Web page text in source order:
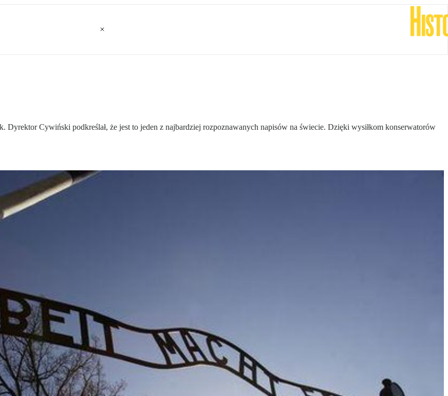
Dyrektor Cywiński podkreślał, że jest to jeden z najbardziej rozpoznawanych napisów na świecie. Dzięki wysiłkom konserwatorów